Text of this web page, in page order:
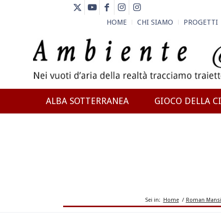
HOME CHI SIAMO PROGETTI
ALBA SOTTERRANEA GIOCO DELLA
Sei in: Home / Roman